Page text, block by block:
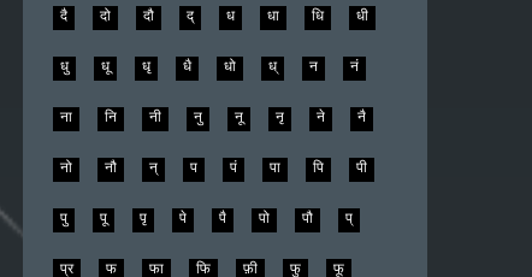
दै दो दौ द् ध धा धि धी
धु धू धृ धै धो ध् न नं
ना नि नी नु नू नृ ने नै
नो नौ न् प पं पा पि पी
पु पू पृ पे पै पो पौ प्
प्र फ फा फि फ़ी फु फू